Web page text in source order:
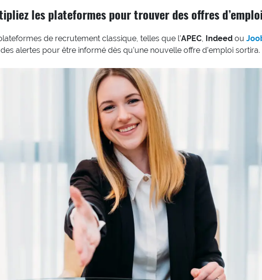
les plateformes pour trouver des offres
de recrutement classique, telles que l’APEC, Indeed ou
alertes pour être informé dès qu’une nouvelle offre d’emploi sortira.